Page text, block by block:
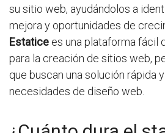
su sitio web, ayudándolos a
mejora y oportunidades de
Estatice es una plataforma fácil
para la creación de sitios web,
que buscan una solución rápida
necesidades de diseño web.